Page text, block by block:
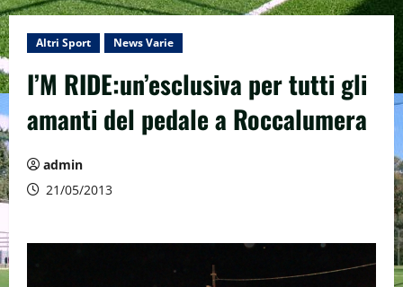
principale
Altri Sport News Varie
I’M RIDE:un’esclusiva per tutti gli
amanti del pedale a Roccalumera
admin
21/05/2013